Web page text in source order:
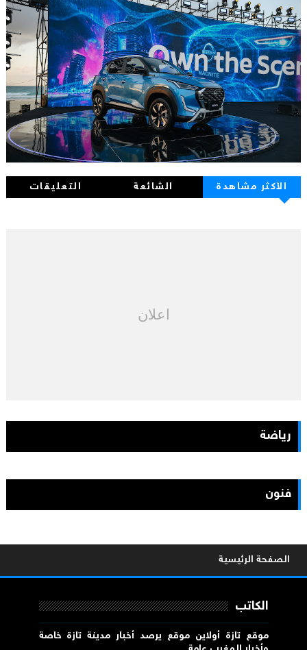
الأكثر مشاهدة الشائعة التعليقات
اعلان
رياضة
فنون
الصفحة الرئيسية
الكاتب
موقع تازة أولاين موقع يرصد أخبار مدينة تازة خاصة